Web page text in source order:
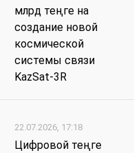
млрд теңге на
создание новой
космической
системы связи
KazSat-3R
22.07.2026, 17:18
Цифровой теңге